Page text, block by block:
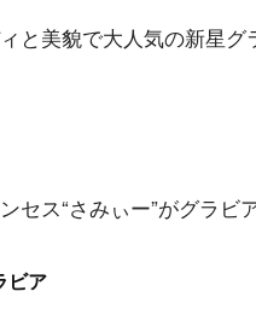
と美貌で大人気の新星グ
セス“さみぃー”がグラビ
ビア